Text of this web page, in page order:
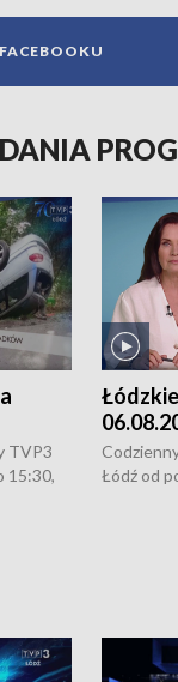
TVP3
15:30,
Łódź od